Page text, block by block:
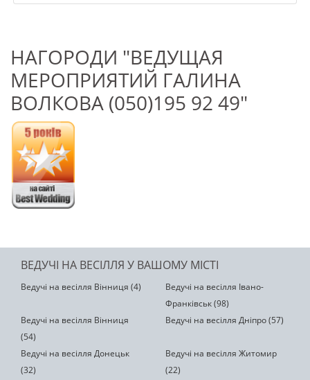
НАГОРОДИ "ВЕДУЩАЯ
МЕРОПРИЯТИЙ ГАЛИНА
ВОЛКОВА (050)195 92 49"
ВЕДУЧІ НА ВЕСІЛЛЯ У ВАШОМУ МІСТІ
Ведучі на весілля Вінниця (4)
Ведучі на весілля Івано-
Франківськ (98)
Ведучі на весілля Вінниця
(54)
Ведучі на весілля Дніпро (57)
Ведучі на весілля Донецьк
(32)
Ведучі на весілля Житомир
(22)